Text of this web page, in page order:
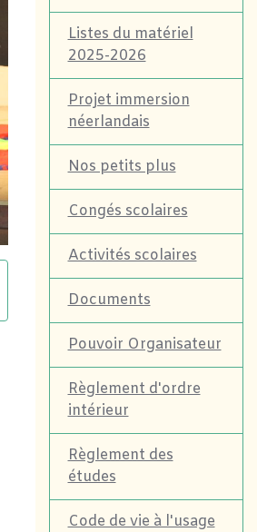
Listes du matériel
2025-2026
Projet immersion
néerlandais
Nos petits plus
Congés scolaires
Activités scolaires
Documents
Pouvoir Organisateur
Règlement d'ordre
intérieur
Règlement des
études
Code de vie à l'usage